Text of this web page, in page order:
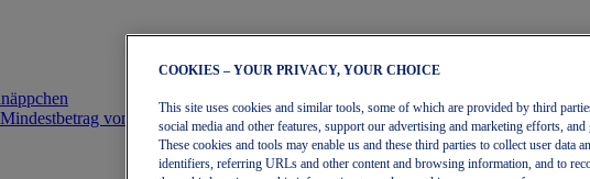
von 30 €
COOKIES – YOUR PRIVACY, YOUR CHOICE
This site uses cookies and similar tools, some of which are provided by third
social media and other features, support our advertising and marketing efforts, and
These cookies and tools may enable us and these third parties to collect user data
identifiers, referring URLs and other content and browsing information, and to